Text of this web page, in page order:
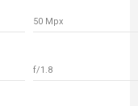
50 Mpx
f/1.8